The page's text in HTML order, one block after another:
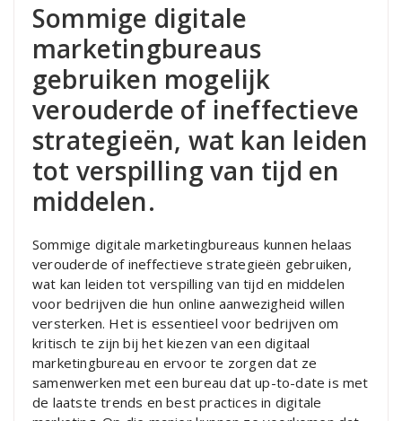
Sommige digitale
marketingbureaus
gebruiken mogelijk
verouderde of ineffectieve
strategieën, wat kan leiden
tot verspilling van tijd en
middelen.
Sommige digitale marketingbureaus kunnen helaas
verouderde of ineffectieve strategieën gebruiken,
wat kan leiden tot verspilling van tijd en middelen
voor bedrijven die hun online aanwezigheid willen
versterken. Het is essentieel voor bedrijven om
kritisch te zijn bij het kiezen van een digitaal
marketingbureau en ervoor te zorgen dat ze
samenwerken met een bureau dat up-to-date is met
de laatste trends en best practices in digitale